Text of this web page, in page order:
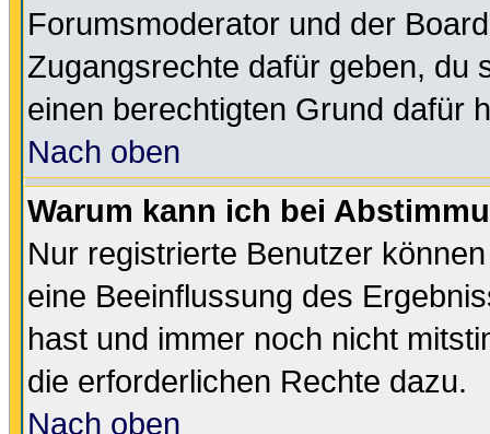
Forumsmoderator und der
Zugangsrechte dafür geben, du
einen berechtigten Grund dafür
Nach oben
Warum kann ich bei
Nur registrierte Benutzer
eine Beeinflussung des
hast und immer noch nicht
die erforderlichen Rechte dazu.
Nach oben